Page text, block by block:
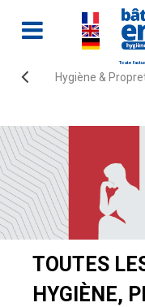
Toute
Hygiène &
Accueil Actualités
TOUTES
HYGIÈNE,